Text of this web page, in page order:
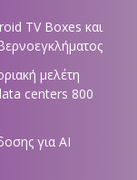
TV Boxes και
μελέτη
centers 800
για AI